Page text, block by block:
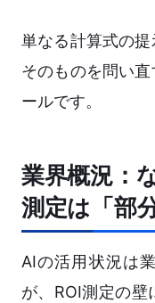
単なる計算式の
そのものを問い
ールです。
業界概況：
測定は「部
AIの活用状況は
が、ROI測定の壁